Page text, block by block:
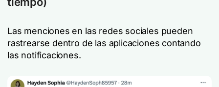
Las menciones en las redes sociales pueden
rastrearse dentro de las aplicaciones contando
las notificaciones.